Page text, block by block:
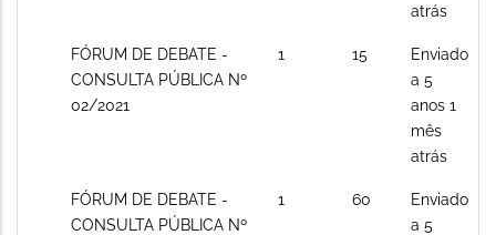
atrás
Sem
novos
posts
FÓRUM DE DEBATE -
CONSULTA PÚBLICA Nº
02/2021
1 15
Enviado
a 5
anos 1
mês
atrás
Sem
novos
FÓRUM DE DEBATE -
CONSULTA PÚBLICA Nº
1 60
Enviado
a 5